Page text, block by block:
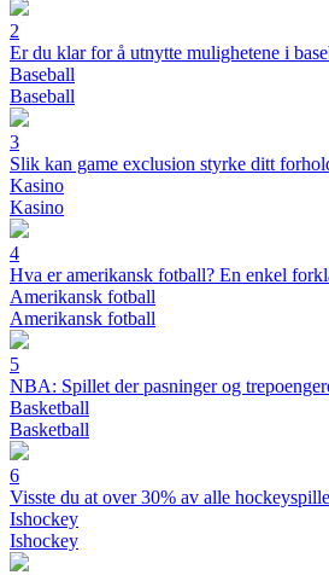
2
Er du klar for å utnytte mulighetene i
Baseball
Baseball
3
Slik kan game exclusion styrke ditt
Kasino
Kasino
4
Hva er amerikansk fotball? En enkel
Amerikansk fotball
Amerikansk fotball
5
NBA: Spillet der pasninger og
Basketball
Basketball
6
Visste du at over 30% av alle
Ishockey
Ishockey